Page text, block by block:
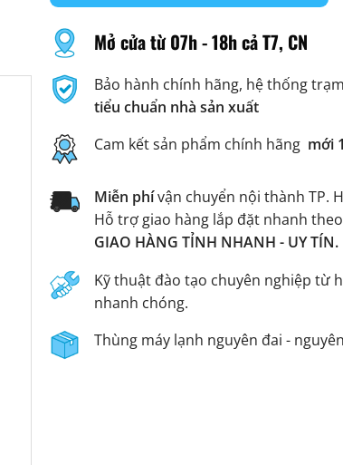
Mở cửa từ 07h - 18h cả T7, CN
Bảo hành chính hãng, hệ thống
tiểu chuẩn nhà sản xuất
Cam kết sản phẩm chính hãng mới
Miễn phívận chuyển nội thành TP.
Hỗ trợ giao hàng lắp đặt nhanh
GIAO HÀNG TỈNH NHANH - UY TÍN.
Kỹ thuật đào tạo chuyên nghiệp từ
nhanh chóng.
Thùng máy lạnh nguyên đai -